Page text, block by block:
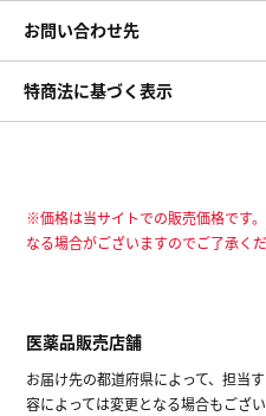
お問い合わせ先
特商法に基づく表示
※価格は当サイトでの販売価格です
なる場合がございますのでご了承くだ
医薬品販売店舗
お届け先の都道府県によって、担当
容によっては変更となる場合もござ